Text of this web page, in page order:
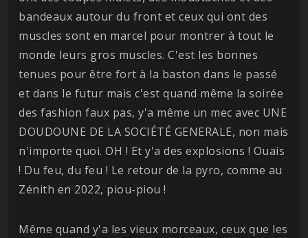
bandeaux autour du front et ceux qui ont des
muscles sont en marcel pour montrer à tout le
monde leurs gros muscles. C'est les bonnes
tenues pour être fort à la baston dans le passé
et dans le futur mais c'est quand même la soirée
des fashion faux pas, y'a même un mec avec UNE
DOUDOUNE DE LA SOCIÉTÉ GENERALE, non mais
n'importe quoi. OH ! Et y'a des explosions ! Ouais
! Du feu, du feu ! Le retour de la pyro, comme au
Zénith en 2022, piou-piou !
Même quand y'a les vieux morceaux, ceux que les